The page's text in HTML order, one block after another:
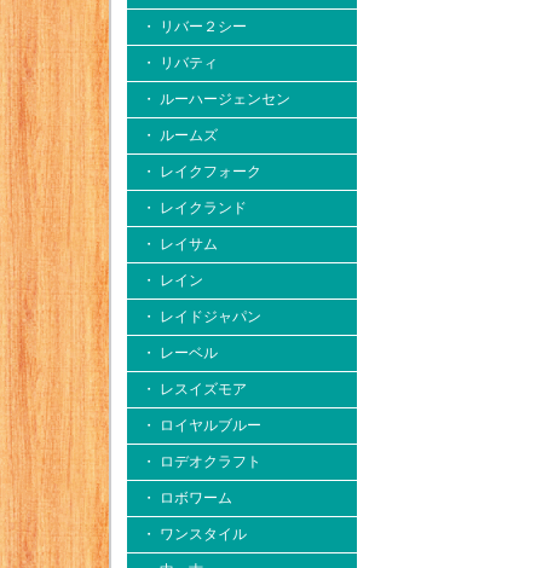
・ リバー２シー
・ リバティ
・ ルーハージェンセン
・ ルームズ
・ レイクフォーク
・ レイクランド
・ レイサム
・ レイン
・ レイドジャパン
・ レーベル
・ レスイズモア
・ ロイヤルブルー
・ ロデオクラフト
・ ロボワーム
・ ワンスタイル